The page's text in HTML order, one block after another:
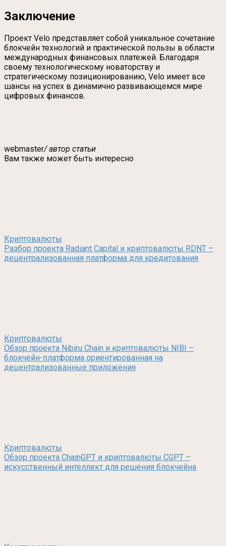
Заключение
Проект Velo представляет собой уникальное сочетание
блокчейн технологий и практической пользы в области
международных финансовых платежей. Благодаря
своему технологическому новаторству и
стратегическому позиционированию, Velo имеет все
шансы на успех в динамично развивающемся мире
цифровых финансов.
webmaster/ автор статьи
Вам также может быть интересно
Криптовалюты
Разбор проекта Radiant Capital и криптовалюты RDNT –
децентрализованная платформа для кредитования
Криптовалюты
Обзор проекта Nibiru Chain и криптовалюты NIBI –
блокчейн-платформа ориентированная на
децентрализованные приложения
Криптовалюты
Обзор проекта ChainGPT и криптовалюты CGPT –
искусственный интеллект для решения блокчейна